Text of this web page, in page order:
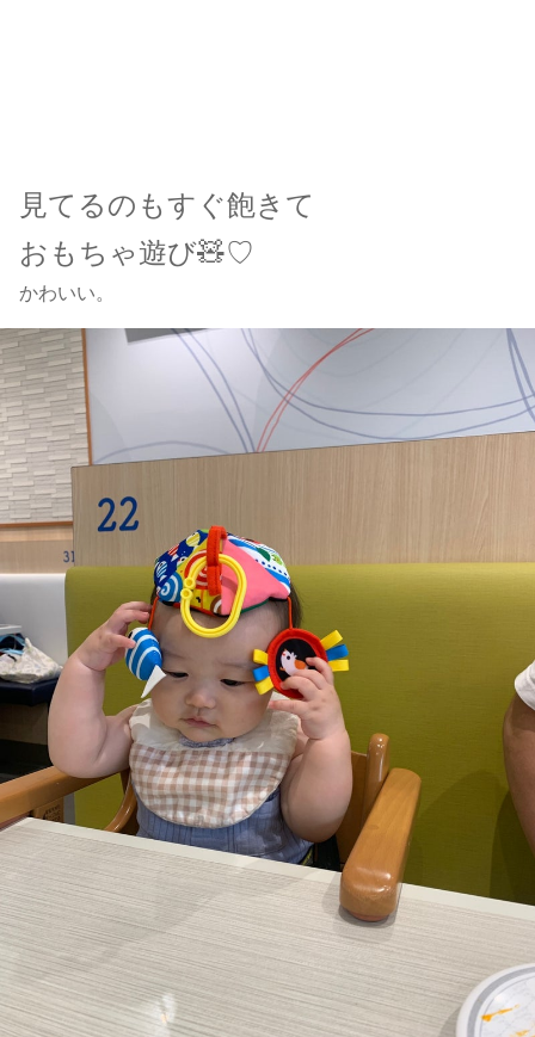
見てるのもすぐ飽きて
おもちゃ遊び🧸♡
かわいい。